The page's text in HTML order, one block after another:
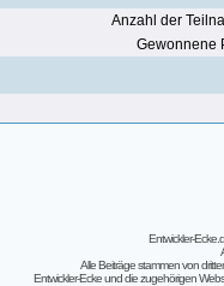
Anzahl der
Gewonnene
Entwickler-
Alle Beiträge stammen von
Entwickler-Ecke und die zugehörigen